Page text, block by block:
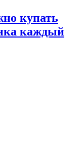
купать
каждый